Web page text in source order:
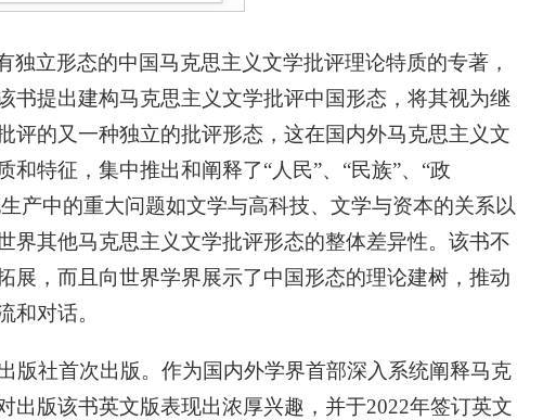
独立形态的中国马克思主义文学批评理论特质的专著，
书提出建构马克思主义文学批评中国形态，将其视为继
的又一种独立的批评形态，这在国内外马克思主义文
特征，集中推出和阐释了“人民”、“民族”、“政
产中的重大问题如文学与高科技、文学与资本的关系以
界其他马克思主义文学批评形态的整体差异性。该书不
，而且向世界学界展示了中国形态的理论建树，推动
和对话。
版社首次出版。作为国内外学界首部深入系统阐释马克
版该书英文版表现出浓厚兴趣，并于2022年签订英文